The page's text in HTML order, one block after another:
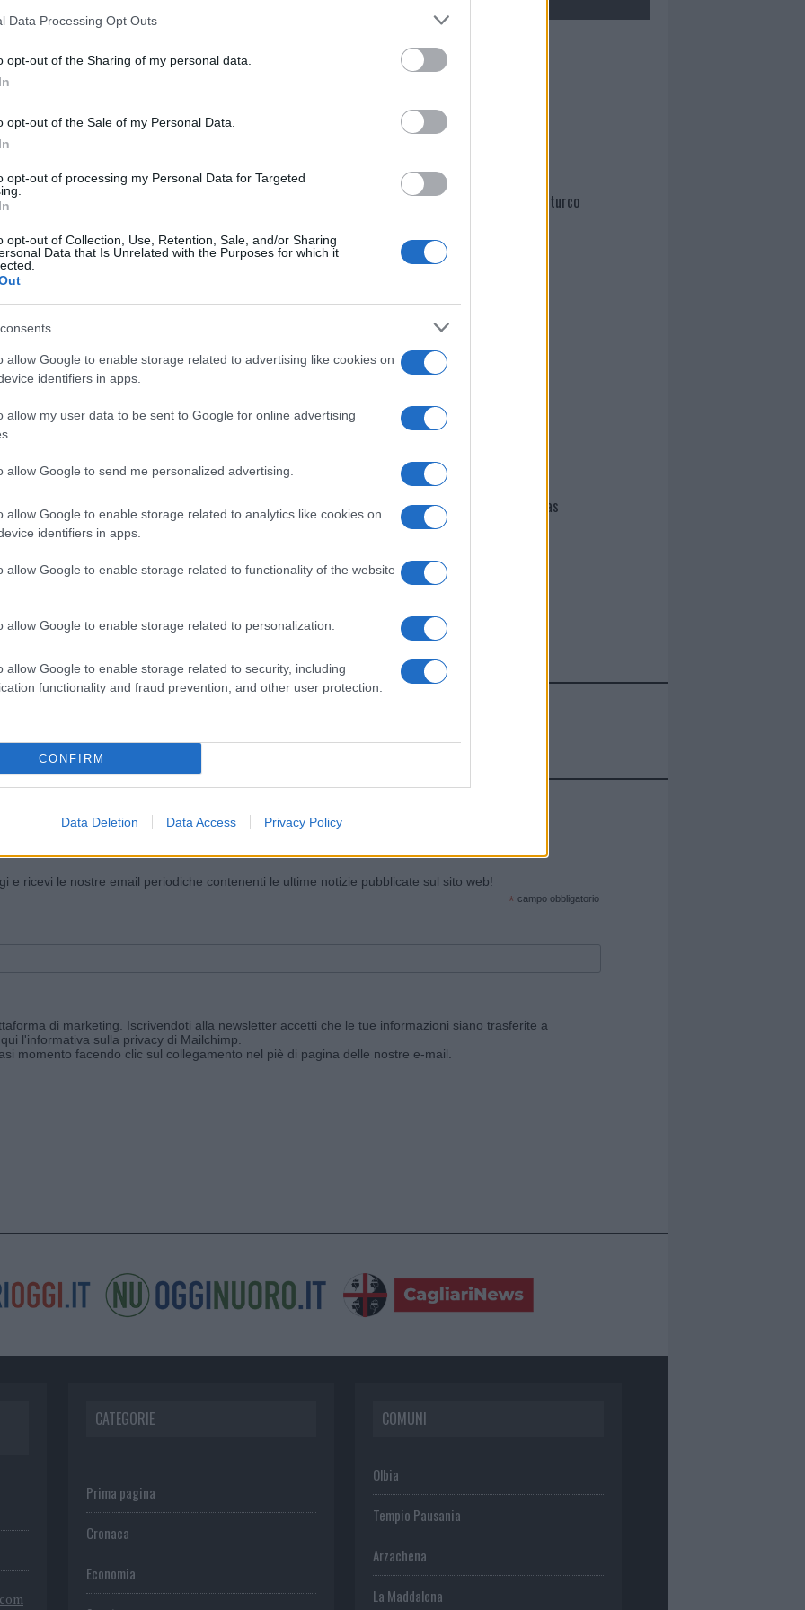
Data Processing Opt Outs
opt-out of the Sharing of my personal data.
opt-out of the Sale of my Personal Data.
opt-out of processing my Personal Data for Targeted
opt-out of Collection, Use, Retention, Sale, and/or Sharing
Data that Is Unrelated with the Purposes for which it
allow Google to enable storage related to advertising like cookies on
identifiers in apps.
allow my user data to be sent to Google for online advertising
allow Google to send me personalized advertising.
allow Google to enable storage related to analytics like cookies on
identifiers in apps.
allow Google to enable storage related to functionality of the website
allow Google to enable storage related to personalization.
allow Google to enable storage related to security, including
functionality and fraud prevention, and other user protection.
CONFIRM
Data Deletion Data Access Privacy Policy
vaccini superiore alle dosi che
della Sanità, Mario Nieddu –,
verso i sieri a vettore virale, come
soffriamo di più sui quantitativi dei
Se avessimo a disposizione un numero
sicuramente ad accorciare i tempi
in termini di risposta della
un’importante opportunità per tutti”
nella sezioneLogin
Prossimo articolo
Mario Malu
Paolo Pinna
Martina Agostina Diturco
I nostri cari
I nostri cari
Giovannimaria Cabras
e ricevi le nostre email periodiche contenenti le ultime notizie pubblicate sul sito web!
* campo obbligatorio
di marketing. Iscrivendoti alla newsletter accetti che le tue informazioni siano trasferite a
l'informativa sulla privacy di Mailchimp
momento facendo clic sul collegamento nel piè di pagina delle nostre e-mail.
CATEGORIE
Prima pagina
Cronaca
Economia
COMUNI
Olbia
Tempio Pausania
Arzachena
La Maddalena